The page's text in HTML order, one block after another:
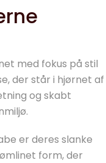
med fokus på stil
der står i hjørnet af
og skabt
er deres slanke
form, der